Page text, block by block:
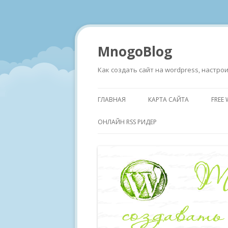
MnogoBlog
Как создать сайт на wordpress,
ГЛАВНАЯ КАРТА САЙТА
ОНЛАЙН RSS РИДЕР